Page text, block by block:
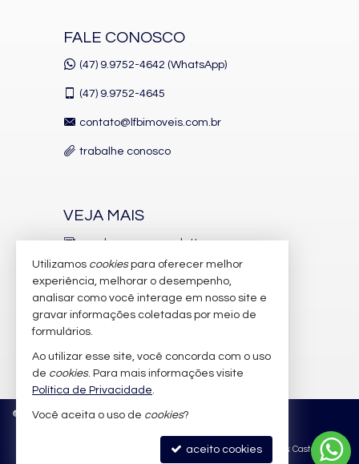
FALE CONOSCO
(47) 9.9752-4642 (WhatsApp)
(47) 9.9752-4645
contato@lfbimoveis.com.br
trabalhe conosco
VEJA MAIS
receba nosso newsletter
indicadores financeiros
cadastre seu imóvel
imóveis favoritos
mapa de imóveis
© 2026 CRECI/SC 6.388-J Política de Privacidade
Site para imobiliárias: Castel Digital
Utilizamos cookiespara oferecer melhor
experiência, melhorar o desempenho,
analisar como você interage em nosso site e
gravar informações coletadas por meio de
formulários.
Ao utilizar esse site, você concorda com o uso
de cookies. Para mais informações visite
Política de Privacidade.
Você aceita o uso de cookies?
aceito cookies